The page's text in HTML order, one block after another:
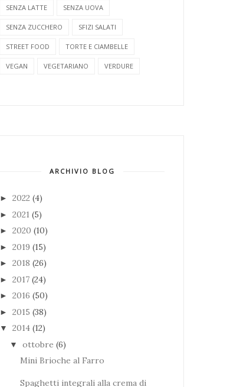
SENZA LATTE SENZA UOVA
SENZA ZUCCHERO SFIZI SALATI
STREET FOOD TORTE E CIAMBELLE
VEGAN VEGETARIANO VERDURE
ARCHIVIO BLOG
► 2022 (4)
► 2021 (5)
► 2020 (10)
► 2019 (15)
► 2018 (26)
► 2017 (24)
► 2016 (50)
► 2015 (38)
▼ 2014 (12)
▼ ottobre (6)
Mini Brioche al Farro
Spaghetti integrali alla crema di